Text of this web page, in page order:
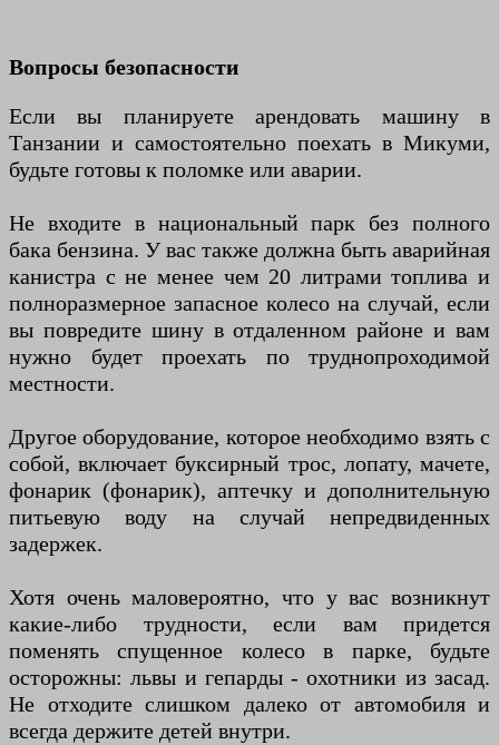
Вопросы безопасности
Если вы планируете арендовать машину в
Танзании и самостоятельно поехать в Микуми,
будьте готовы к поломке или аварии.
Не входите в национальный парк без полного
бака бензина. У вас также должна быть аварийная
канистра с не менее чем 20 литрами топлива и
полноразмерное запасное колесо на случай, если
вы повредите шину в отдаленном районе и вам
нужно будет проехать по труднопроходимой
местности.
Другое оборудование, которое необходимо взять с
собой, включает буксирный трос, лопату, мачете,
фонарик (фонарик), аптечку и дополнительную
питьевую воду на случай непредвиденных
задержек.
Хотя очень маловероятно, что у вас возникнут
какие-либо трудности, если вам придется
поменять спущенное колесо в парке, будьте
осторожны: львы и гепарды - охотники из засад.
Не отходите слишком далеко от автомобиля и
всегда держите детей внутри.